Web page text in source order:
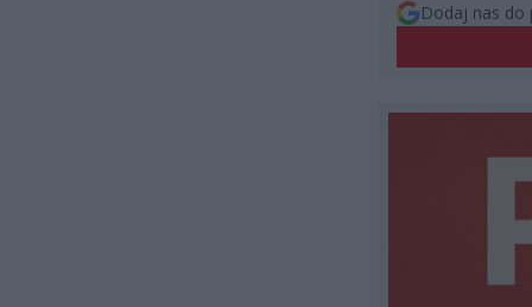
Dodaj nas do